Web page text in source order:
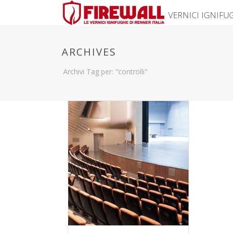
VERNICI
ARCHIVES
Archivi Tag per: "controlli"